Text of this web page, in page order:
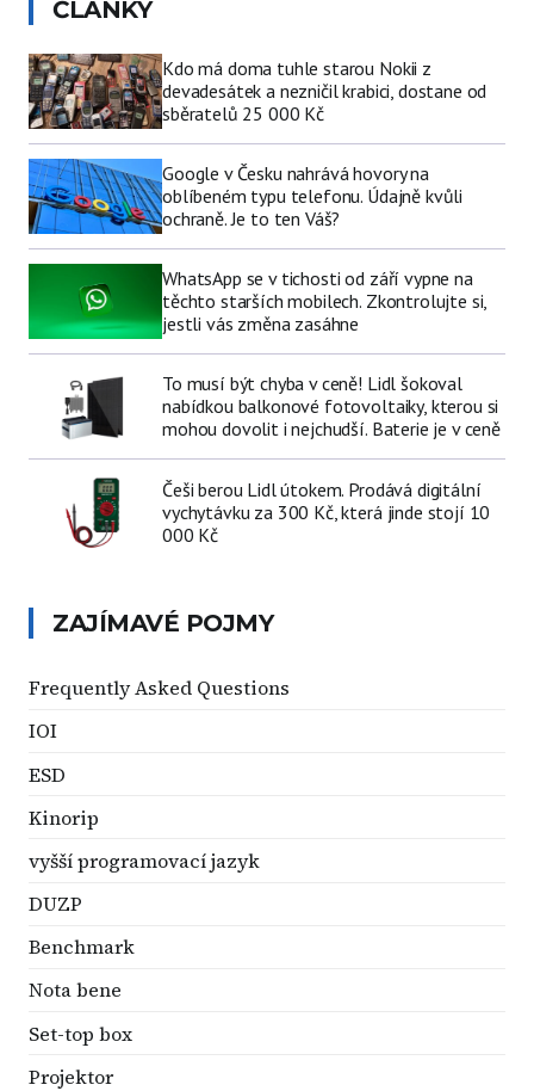
ČLÁNKY
Kdo má doma tuhle starou Nokii z
devadesátek a nezničil krabici, dostane od
sběratelů 25 000 Kč
Google v Česku nahrává hovory na
oblíbeném typu telefonu. Údajně kvůli
ochraně. Je to ten Váš?
WhatsApp se v tichosti od září vypne na
těchto starších mobilech. Zkontrolujte si,
jestli vás změna zasáhne
To musí být chyba v ceně! Lidl šokoval
nabídkou balkonové fotovoltaiky, kterou si
mohou dovolit i nejchudší. Baterie je v ceně
Češi berou Lidl útokem. Prodává digitální
vychytávku za 300 Kč, která jinde stojí 10
000 Kč
ZAJÍMAVÉ POJMY
Frequently Asked Questions
IOI
ESD
Kinorip
vyšší programovací jazyk
DUZP
Benchmark
Nota bene
Set-top box
Projektor